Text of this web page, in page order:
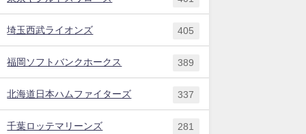
埼玉西武ライオンズ 405
福岡ソフトバンクホークス 389
北海道日本ハムファイターズ 337
千葉ロッテマリーンズ 281